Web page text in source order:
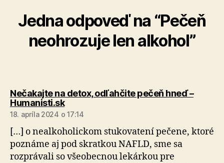
Jedna odpoveď na “Pečeň
neohrozuje len alkohol”
Nečakajte na detox, odľahčite pečeň hneď –
Humanisti.skhovorí:
18. apríla 2024 o 17:14
[…] o nealkoholickom stukovatení pečene, ktoré
poznáme aj pod skratkou NAFLD, sme sa
rozprávali so vše­o­becnou lekárkou pre